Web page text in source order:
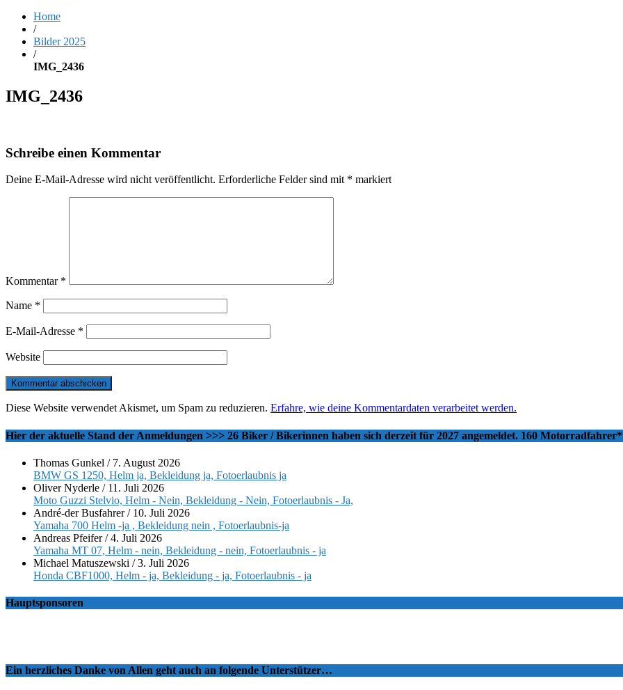
Home
/
Bilder 2025
/
IMG_2436
IMG_2436
Schreibe einen Kommentar
Deine E-Mail-Adresse wird nicht veröffentlicht. Erforderliche Felder sind mit * markiert
Kommentar *
Name *
E-Mail-Adresse *
Website
Diese Website verwendet Akismet, um Spam zu reduzieren. Erfahre, wie deine Kommentardaten verarbeitet werden.
Hier der aktuelle Stand der Anmeldungen >>> 26 Biker / Bikerinnen haben sich derzeit für 2027 angemeldet. 160
Thomas Gunkel / 7. August 2026
BMW GS 1250, Helm ja, Bekleidung ja, Fotoerlaubnis ja
Oliver Nyderle / 11. Juli 2026
Moto Guzzi Stelvio, Helm - Nein, Bekleidung - Nein, Fotoerlaubnis - Ja,
André-der Busfahrer/ 10. Juli 2026
Yamaha 700 Helm -ja , Bekleidung nein , Fotoerlaubnis-ja
Andreas Pfeifer/4. Juli 2026
Yamaha MT 07, Helm - nein, Bekleidung - nein, Fotoerlaubnis - ja
Michael Matuszewski /3. Juli 2026
Honda CBF1000, Helm - ja, Bekleidung - ja, Fotoerlaubnis - ja
Hauptsponsoren
Ein herzliches Danke von Allen geht auch an folgende Unterstützer…